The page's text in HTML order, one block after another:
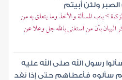
ولئن أبيتم
> باب المسألة والأخذ وما يتعلق به من
البيان بأن من استغنى بالله جل وعلا عن
رسول الله صلى الله عليه
فأعطاهم حتى إذا نفد